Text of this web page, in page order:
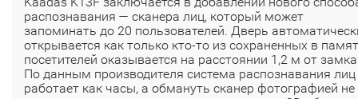
распознавания — сканера лиц, который может
запоминать до 20 пользователей. Дверь
открывается как только кто-то из сохраненных в
посетителей оказывается на расстоянии 1,2 м от
По данным производителя система распознавания лиц
работает как часы, а обмануть сканер фотографией не